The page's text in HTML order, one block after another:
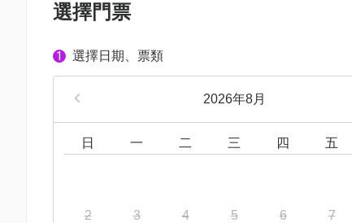
選擇門票
1 選擇日期、票類
2026年8月
日 一 二 三 四 五
2 3 4 5 6 7